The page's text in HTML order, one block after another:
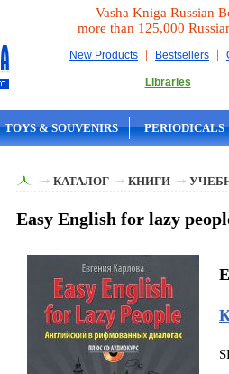
Vasha Kniga Russian
more than 125,000
New Products | Bestsellers |
Libraries
TOYS & SOUVENIRS PERIODICALS
КАТАЛОГ КНИГИ
Easy English for lazy